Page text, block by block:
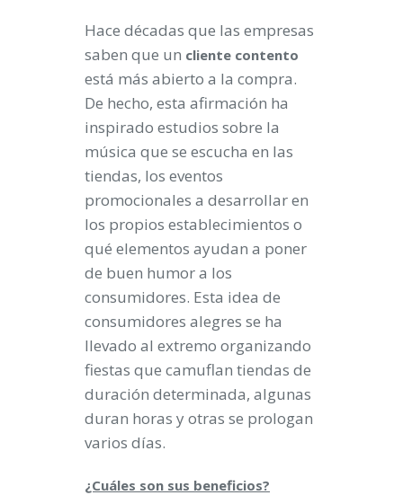
Hace décadas que las empresas
saben que un cliente contento
está más abierto a la compra.
De hecho, esta afirmación ha
inspirado estudios sobre la
música que se escucha en las
tiendas, los eventos
promocionales a desarrollar en
los propios establecimientos o
qué elementos ayudan a poner
de buen humor a los
consumidores. Esta idea de
consumidores alegres se ha
llevado al extremo organizando
fiestas que camuflan tiendas de
duración determinada, algunas
duran horas y otras se prologan
varios días.
¿Cuáles son sus beneficios?